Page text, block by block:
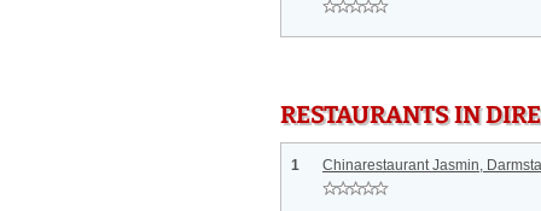
RESTAURANTS IN
1 Chinarestaurant Jasmin,